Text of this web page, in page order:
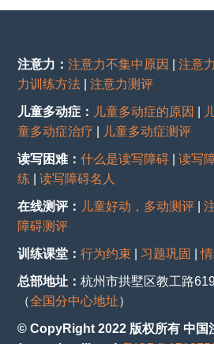
注意力：注意力不集中原因 |注意
力训练方法 |注意力测评
儿童多动症： 儿童多动症的原因
童多动症治疗
儿童多动症测评
读写困难：什么是读写障碍 |读写
练 |读写障碍名人
在线测评： 儿童好动，多动测评 |
障碍测评
训练课堂：行为约束 习题巩固 |
总部地址：杭州市拱墅区教工路
（全国分中心地址）
© CopyRight 2022 版权所有 中国